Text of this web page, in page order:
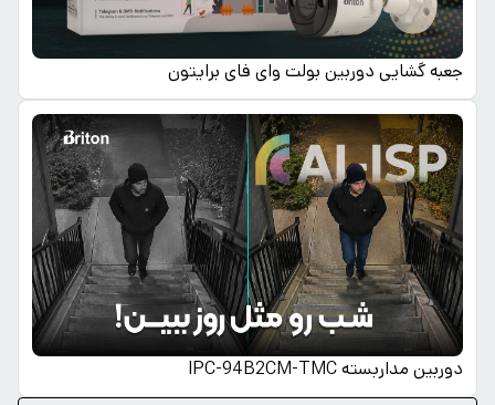
جعبه گشایی دوربین بولت وای فای برایتون
دوربین مداربسته IPC-94B2CM-TMC